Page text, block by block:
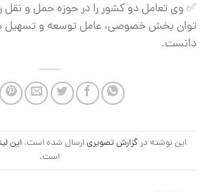
✅ وی تعامل دو کشور را در حوزه حمل و نقل
توان بخش خصوصی، عامل توسعه و تسهیل
دانست.
این نوشته درگزارش تصویریارسال شده است.این
است.